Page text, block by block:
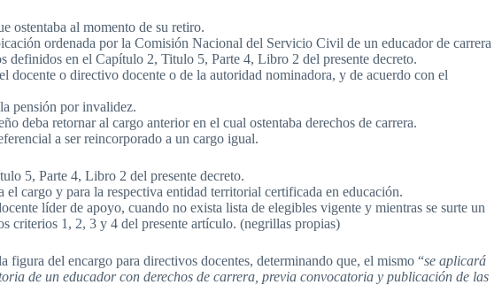
ostentaba al momento de su retiro.
ordenada por la Comisión Nacional del Servicio Civil de un educador de carrera
definidos en el Capítulo 2, Titulo 5, Parte 4, Libro 2 del presente decreto.
o directivo docente o de la autoridad nominadora, y de acuerdo con el
pensión por invalidez.
deba retornar al cargo anterior en el cual ostentaba derechos de carrera.
a ser reincorporado a un cargo igual.
5, Parte 4, Libro 2 del presente decreto.
cargo y para la respectiva entidad territorial certificada en educación.
líder de apoyo, cuando no exista lista de elegibles vigente y mientras se surte un
criterios 1, 2, 3 y 4 del presente artículo. (negrillas propias)
figura del encargo para directivos docentes, determinando que, el mismo “se aplicará
de un educador con derechos de carrera, previa convocatoria y publicación de las